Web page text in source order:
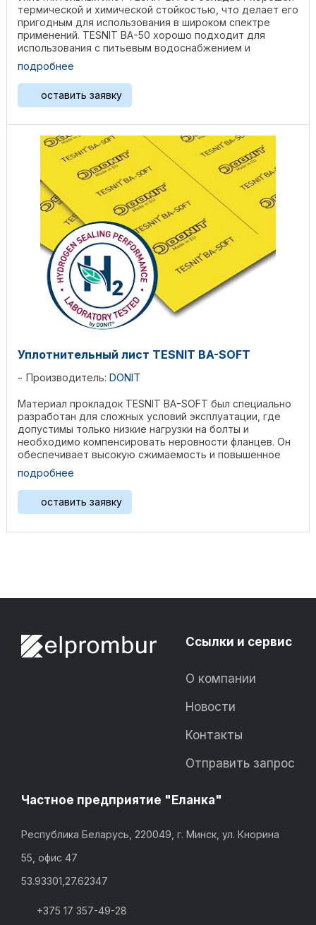
термической и химической стойкостью, что делает его
пригодным для использования в широком спектре
применений. TESNIT BA-50 хорошо подходит для
использования с питьевым водоснабжением и
судостроением. ...
подробнее
оставить заявку
Уплотнительный лист TESNIT BA-SOFT
Производитель: DONIT
Материал прокладок TESNIT BA-SOFT был специально
разработан для сложных условий эксплуатации, где
допустимы только низкие нагрузки на болты и
необходимо компенсировать неровности фланцев. Он
обеспечивает высокую сжимаемость и повышенное
извлечение в ...
подробнее
оставить заявку
Ссылки и сервис
О компании
Новости
Контакты
Отправить запрос
Частное предприятие "Еланка"
Республика Беларусь, 220049, г. Минск, ул. Кнорина
55, офис 47
53.93301,27.62347
+375 17 357-49-28